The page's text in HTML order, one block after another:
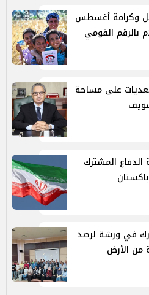
وكرامة أغسطس
بالرقم القومي
تعديات على مساحة
الدفاع المشترك
في ورشة لرصد
من الأرض